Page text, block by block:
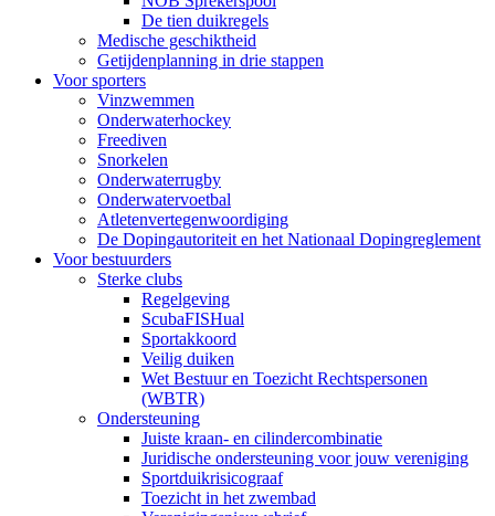
De tien duikregels
Medische geschiktheid
Getijdenplanning in drie stappen
Voor sporters
Vinzwemmen
Onderwaterhockey
Freediven
Snorkelen
Onderwaterrugby
Onderwatervoetbal
Atletenvertegenwoordiging
De Dopingautoriteit en het Nationaal Dopingreglement
Voor bestuurders
Sterke clubs
Regelgeving
ScubaFISHual
Sportakkoord
Veilig duiken
Wet Bestuur en Toezicht Rechtspersonen
(WBTR)
Ondersteuning
Juiste kraan- en cilindercombinatie
Juridische ondersteuning voor jouw vereniging
Sportduikrisicograaf
Toezicht in het zwembad